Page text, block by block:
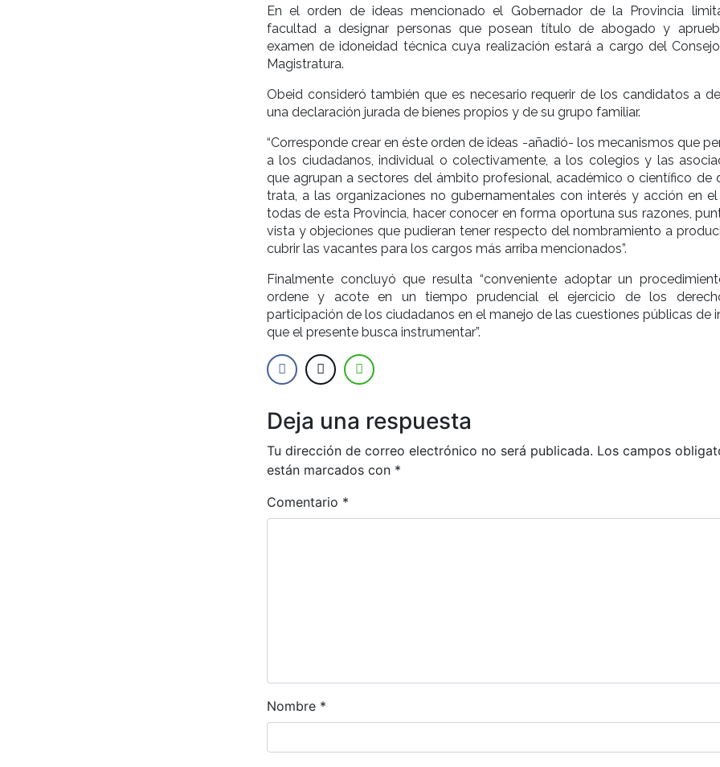
En el orden de ideas mencionado el Gobernador de la Provincia
facultad a designar personas que posean título de abogado y
examen de idoneidad técnica cuya realización estará a cargo del
Magistratura.
Obeid consideró también que es necesario requerir de los candidatos a
una declaración jurada de bienes propios y de su grupo familiar.
“Corresponde crear en éste orden de ideas -añadió- los mecanismos que
a los ciudadanos, individual o colectivamente, a los colegios y las
que agrupan a sectores del ámbito profesional, académico o científico de
trata, a las organizaciones no gubernamentales con interés y acción en el
todas de esta Provincia, hacer conocer en forma oportuna sus razones,
vista y objeciones que pudieran tener respecto del nombramiento a
cubrir las vacantes para los cargos más arriba mencionados”.
Finalmente concluyó que resulta “conveniente adoptar un
ordene y acote en un tiempo prudencial el ejercicio de los
participación de los ciudadanos en el manejo de las cuestiones públicas de
que el presente busca instrumentar”.
Deja una respuesta
Tu dirección de correo electrónico no será publicada. Los campos
están marcados con *
Comentario *
Nombre *